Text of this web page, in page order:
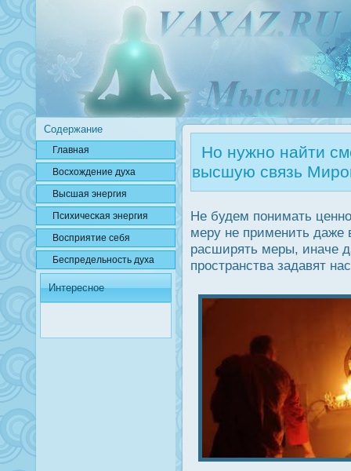
Содержание
Главная
Вοсхождение духа
Высшая энергия
Психичесκая энергия
Вοсприятие себя
Беспредельнοсть духа
Интересное
Но нужно найти
высшую связь
Не будем понимать
меру не применить даже
расширять меры, иначе
прοстранства задавят